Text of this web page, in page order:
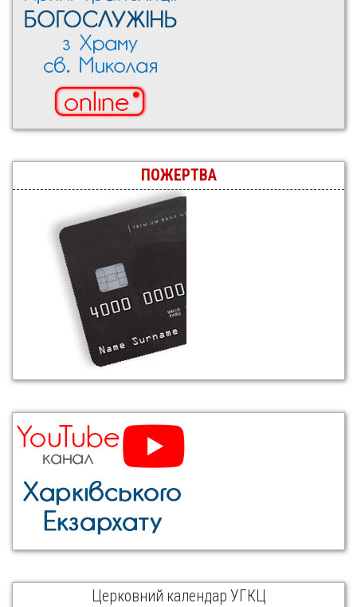
ПОЖЕРТВА
Церковний календар УГКЦ